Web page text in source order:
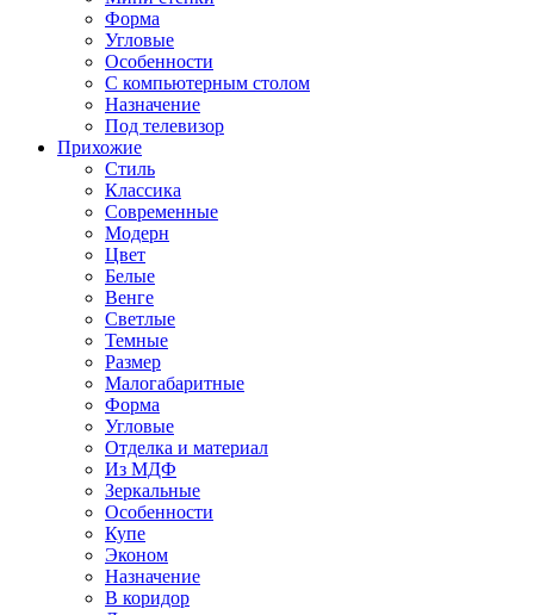
Форма
Угловые
Особенности
С компьютерным столом
Назначение
Под телевизор
Прихожие
Стиль
Классика
Современные
Модерн
Цвет
Белые
Венге
Светлые
Темные
Размер
Малогабаритные
Форма
Угловые
Отделка и материал
Из МДФ
Зеркальные
Особенности
Купе
Эконом
Назначение
В коридор